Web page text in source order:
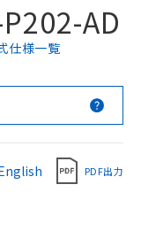
AD
仕様一覧
PDF出力